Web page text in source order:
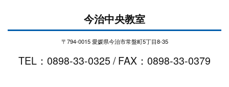
今治中央教室
〒794-0015 愛媛県今治市常盤町5丁目8-35
TEL：0898-33-0325 / FAX：0898-33-0379